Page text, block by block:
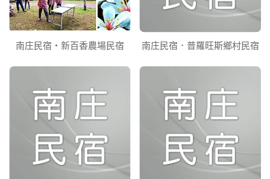
南庄民宿‧新百香農場民宿 南庄民宿．普羅旺斯鄉村民宿